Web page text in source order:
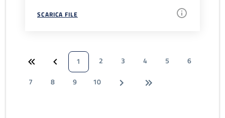
SCARICA FILE
1 2 3 4 5
6
7
8 9 10